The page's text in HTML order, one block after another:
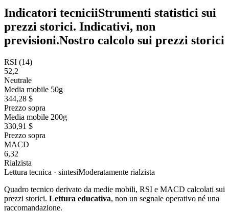
Indicatori tecniciiStrumenti statistici sui
prezzi storici. Indicativi, non
previsioni.Nostro calcolo sui prezzi storici
RSI (14)
52,2
Neutrale
Media mobile 50g
344,28 $
Prezzo sopra
Media mobile 200g
330,91 $
Prezzo sopra
MACD
6,32
Rialzista
Lettura tecnica · sintesiModeratamente rialzista
Quadro tecnico derivato da medie mobili, RSI e MACD calcolati sui
prezzi storici. Lettura educativa, non un segnale operativo né una
raccomandazione.